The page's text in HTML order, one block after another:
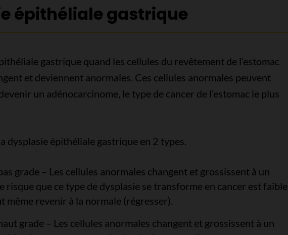
épithéliale gastrique
gastrique quand les cellules du revêtement de l’estomac
et deviennent anormales. Ces cellules anormales peuvent
un adénocarcinome, le type de cancer de l’estomac le plus
dysplasie épithéliale gastrique en 2 types.
grade – Les cellules anormales changent et grossissent à un
risque que ce type de dysplasie se transforme en cancer est faible
même revenir à la normale (régresser).
grade – Les cellules anormales changent et grossissent à un